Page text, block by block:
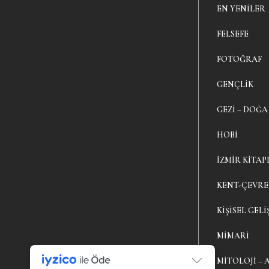
EN YENILER
FELSEFE
FOTOĞRAF
GENÇLIK
GEZI – DOĞA
HOBI
İZMIR
KENT-ÇEVRE
KIŞISEL
MIMARI
MITOLOJI –